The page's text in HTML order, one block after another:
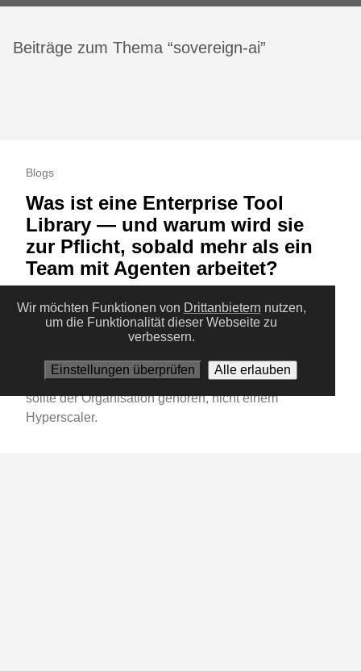
Wir möchten Funktionen von Drittanbietern nutzen,
um die Funktionalität dieser Webseite zu
verbessern.
Einstellungen überprüfen Alle erlauben
Beiträge zum Thema “sovereign-ai”
Blogs
Was ist eine Enterprise Tool
Library — und warum wird sie
zur Pflicht, sobald mehr als ein
Team mit Agenten arbeitet?
Eine Enterprise Tool Library ist die versionierte,
auditierbare und zentral autorisierte Sammlung aller
API-Werkzeuge, die KI-Agenten in einer Organisation
nutzen dürfen. Sobald mehr als ein Team mit Agenten
arbeitet, wird sie zur Pflichtinfrastruktur — und sie
sollte der Organisation gehören, nicht einem
Hyperscaler.